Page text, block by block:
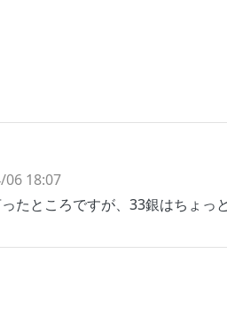
06 18:07
たところですが、33銀はちょっ